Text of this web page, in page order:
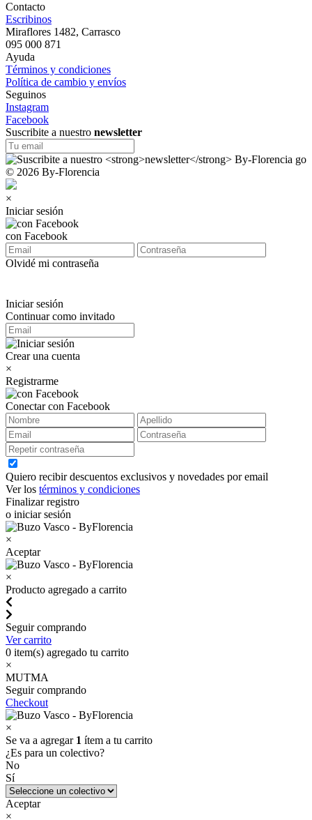
Contacto
Escribinos
Miraflores 1482, Carrasco
095 000 871
Ayuda
Términos y condiciones
Política de cambio y envíos
Seguinos
Instagram
Facebook
Suscribite a nuestro newsletter
© 2026 By-Florencia
×
Iniciar sesión
con Facebook
Olvidé mi contraseña
Iniciar sesión
Continuar como invitado
Crear una cuenta
×
Registrarme
Conectar con Facebook
Quiero recibir descuentos exclusivos y novedades por email
Ver los términos y condiciones
Finalizar registro
o iniciar sesión
×
Aceptar
×
Producto agregado a carrito
Seguir comprando
Ver carrito
0 item(s) agregado tu carrito
×
MUTMA
Seguir comprando
Checkout
×
Se va a agregar 1 ítem a tu carrito
¿Es para un colectivo?
No
Sí
Aceptar
×